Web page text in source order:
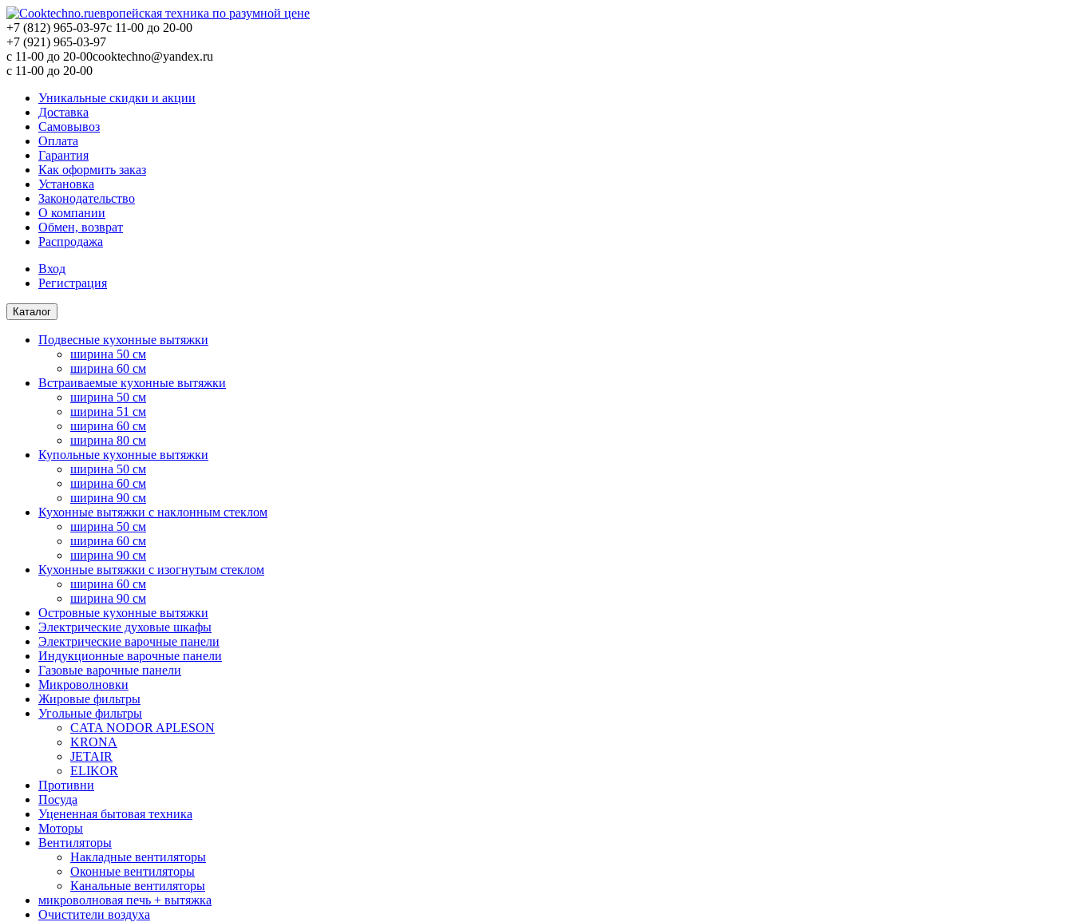
европейская техника по разумной цене
+7 (812) 965-03-97c 11-00 до 20-00
+7 (921) 965-03-97
c 11-00 до 20-00cooktechno@yandex.ru
c 11-00 до 20-00
Уникальные скидки и акции
Доставка
Самовывоз
Оплата
Гарантия
Как оформить заказ
Установка
Законодательство
О компании
Обмен, возврат
Распродажа
Вход
Регистрация
Каталог
Подвесные кухонные вытяжки
ширина 50 см
ширина 60 см
Встраиваемые кухонные вытяжки
ширина 50 см
ширина 51 см
ширина 60 см
ширина 80 см
Купольные кухонные вытяжки
ширина 50 см
ширина 60 см
ширина 90 см
Кухонные вытяжки с наклонным стеклом
ширина 50 см
ширина 60 см
ширина 90 см
Кухонные вытяжки с изогнутым стеклом
ширина 60 см
ширина 90 см
Островные кухонные вытяжки
Электрические духовые шкафы
Электрические варочные панели
Индукционные варочные панели
Газовые варочные панели
Микроволновки
Жировые фильтры
Угольные фильтры
CATA NODOR APLESON
KRONA
JETAIR
ELIKOR
Противни
Посуда
Уцененная бытовая техника
Моторы
Вентиляторы
Накладные вентиляторы
Оконные вентиляторы
Канальные вентиляторы
микроволновая печь + вытяжка
Очистители воздуха